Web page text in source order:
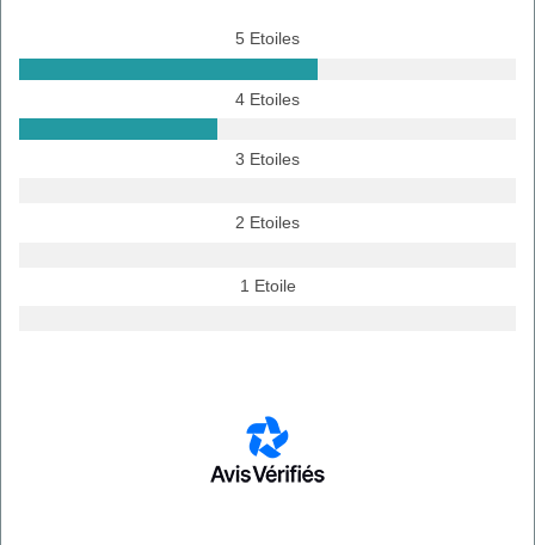
5 Etoiles
4 Etoiles
3 Etoiles
2 Etoiles
1 Etoile